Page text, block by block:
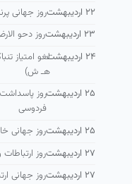
۲۲ اردیبهشت
روز جهانی
۲۳ اردیبهشت
روز دحو
۲۴ اردیبهشت
هـ ش)
۲۵ اردیبهشت
روز
فردوسی
۲۵ اردیبهشت
روز جهانی
۲۷ اردیبهشت
روز
۲۷ اردیبهشت
روز جهانی